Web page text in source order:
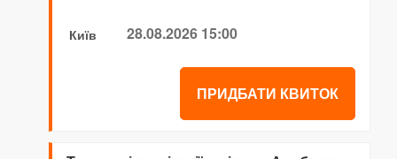
Київ 28.08.2026 15:00
ПРИДБАТИ КВИТОК